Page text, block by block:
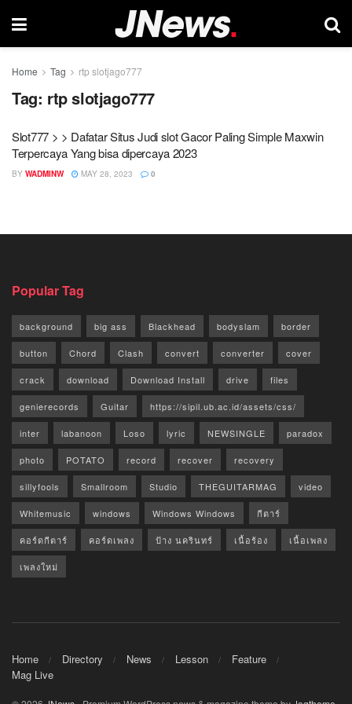
Home Tag rtp slotjago777
Tag: rtp slotjago777
Slot777 > > Dafatar Situs Judi slot Gacor Paling Simple Maxwin
Terpercaya Yang bisa dipercaya 2023
BY WADMINW MAY 28, 2023 0
Popular Tag
background big ass Blackhead bodyslam border
button Chord Clash convert converter cover
crack download Download Install drive files
genierecords Guitar https://sipil.ub.ac.id/assets/css/
inter labanoon Loso lyric NEWSINGLE paradox
photo POTATO record recover recovery
sillyfools Smallroom Studio THEGUITARMAG video
Whitemusic windows Windows Windows กีตาร์
คอร์ดกีตาร์ คอร์ดเพลง ป้าง นครินทร์ เนื้อร้อง เนื้อเพลง
เพลงใหม่
Home Directory News Lesson
Feature
Mag Live